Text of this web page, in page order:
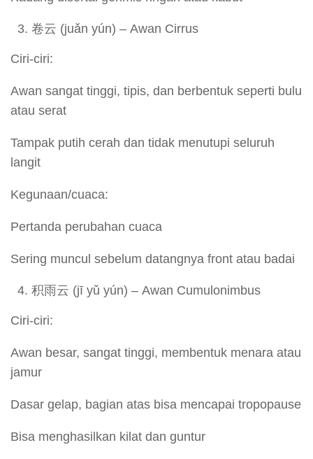
卷云 (juǎn yún) – Awan Cirrus
Ciri-ciri:
Awan sangat tinggi, tipis, dan berbentuk seperti bulu
atau serat
Tampak putih cerah dan tidak menutupi seluruh
langit
Kegunaan/cuaca:
Pertanda perubahan cuaca
Sering muncul sebelum datangnya front atau badai
积雨云 (jī yǔ yún) – Awan Cumulonimbus
Ciri-ciri:
Awan besar, sangat tinggi, membentuk menara atau
jamur
Dasar gelap, bagian atas bisa mencapai tropopause
Bisa menghasilkan kilat dan guntur